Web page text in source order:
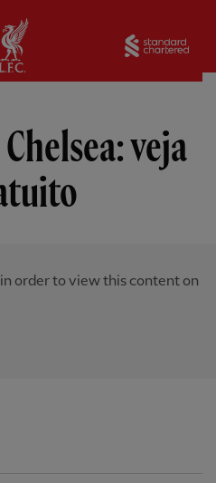
Inicial
veja
order to view this content on